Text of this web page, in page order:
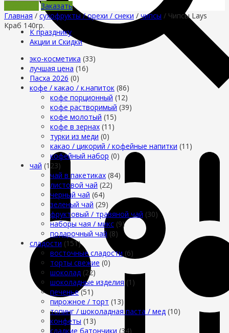
Заказать
Главная / сухофрукты / орехи / снеки /чипсы / Чипсы Lays
Краб 140гр.
К празднику
Акции и Скидки
эко-косметика (33)
лучшая цена (16)
Пасха 2026 (0)
кофе / какао / к.напиток (86)
кофе порционный (12)
кофе растворимый (39)
кофе молотый (15)
кофе в зернах (11)
турки из меди (0)
какао / цикорий / кофейные напитки (11)
кофейный набор (0)
чай (123)
чай в пакетиках (84)
листовой чай (22)
черный чай (64)
зеленый чай (29)
фруктовый / травяной чай (30)
наборы чая / микс (9)
подарочный чай (8)
сладости (151)
восточные сладости (6)
торты свежие (0)
шоколад (22)
шоколадные изделия (1)
печенье (51)
пирожное / торт (13)
топинг / шоколадная паста / мед (10)
конфеты (13)
сладкие батончики (34)